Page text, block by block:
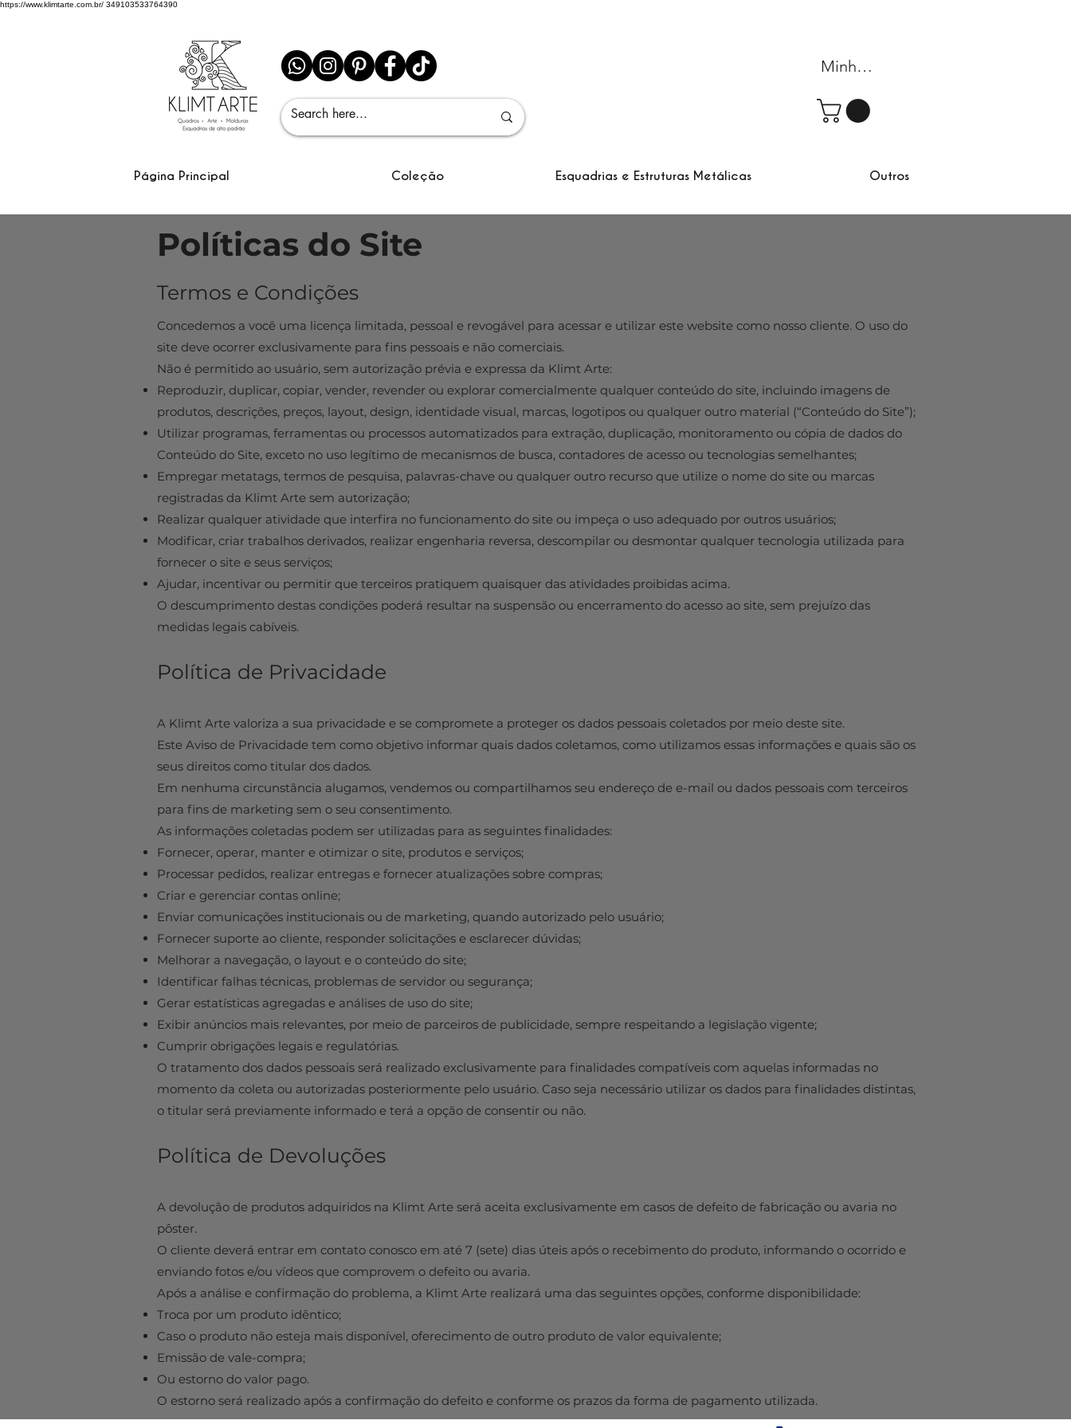
https://www.klimtarte.com.br/ 349103533764390
Minha conta
Página Principal Coleção Esquadrias e Estruturas Metálicas Outros
Políticas do Site
Termos e Condições
Concedemos a você uma licença limitada, pessoal e revogável para acessar e utilizar este website como nosso cliente. O uso do
site deve ocorrer exclusivamente para fins pessoais e não comerciais.
Não é permitido ao usuário, sem autorização prévia e expressa da Klimt Arte:
Reproduzir, duplicar, copiar, vender, revender ou explorar comercialmente qualquer conteúdo do site, incluindo imagens de
produtos, descrições, preços, layout, design, identidade visual, marcas, logotipos ou qualquer outro material (“Conteúdo do Site”);
Utilizar programas, ferramentas ou processos automatizados para extração, duplicação, monitoramento ou cópia de dados do
Conteúdo do Site, exceto no uso legítimo de mecanismos de busca, contadores de acesso ou tecnologias semelhantes;
Empregar metatags, termos de pesquisa, palavras-chave ou qualquer outro recurso que utilize o nome do site ou marcas
registradas da Klimt Arte sem autorização;
Realizar qualquer atividade que interfira no funcionamento do site ou impeça o uso adequado por outros usuários;
Modificar, criar trabalhos derivados, realizar engenharia reversa, descompilar ou desmontar qualquer tecnologia utilizada para
fornecer o site e seus serviços;
Ajudar, incentivar ou permitir que terceiros pratiquem quaisquer das atividades proibidas acima.
O descumprimento destas condições poderá resultar na suspensão ou encerramento do acesso ao site, sem prejuízo das
medidas legais cabíveis.
Política de Privacidade
A Klimt Arte valoriza a sua privacidade e se compromete a proteger os dados pessoais coletados por meio deste site.
Este Aviso de Privacidade tem como objetivo informar quais dados coletamos, como utilizamos essas informações e quais são os
seus direitos como titular dos dados.
Em nenhuma circunstância alugamos, vendemos ou compartilhamos seu endereço de e-mail ou dados pessoais com terceiros
para fins de marketing sem o seu consentimento.
As informações coletadas podem ser utilizadas para as seguintes finalidades:
Fornecer, operar, manter e otimizar o site, produtos e serviços;
Processar pedidos, realizar entregas e fornecer atualizações sobre compras;
Criar e gerenciar contas online;
Enviar comunicações institucionais ou de marketing, quando autorizado pelo usuário;
Fornecer suporte ao cliente, responder solicitações e esclarecer dúvidas;
Melhorar a navegação, o layout e o conteúdo do site;
Identificar falhas técnicas, problemas de servidor ou segurança;
Gerar estatísticas agregadas e análises de uso do site;
Exibir anúncios mais relevantes, por meio de parceiros de publicidade, sempre respeitando a legislação vigente;
Cumprir obrigações legais e regulatórias.
O tratamento dos dados pessoais será realizado exclusivamente para finalidades compatíveis com aquelas informadas no
momento da coleta ou autorizadas posteriormente pelo usuário. Caso seja necessário utilizar os dados para finalidades distintas,
o titular será previamente informado e terá a opção de consentir ou não.
Política de Devoluções
A devolução de produtos adquiridos na Klimt Arte será aceita exclusivamente em casos de defeito de fabricação ou avaria no
pôster.
O cliente deverá entrar em contato conosco em até 7 (sete) dias úteis após o recebimento do produto, informando o ocorrido e
enviando fotos e/ou vídeos que comprovem o defeito ou avaria.
Após a análise e confirmação do problema, a Klimt Arte realizará uma das seguintes opções, conforme disponibilidade:
Troca por um produto idêntico;
Caso o produto não esteja mais disponível, oferecimento de outro produto de valor equivalente;
Emissão de vale-compra;
Ou estorno do valor pago.
O estorno será realizado após a confirmação do defeito e conforme os prazos da forma de pagamento utilizada.